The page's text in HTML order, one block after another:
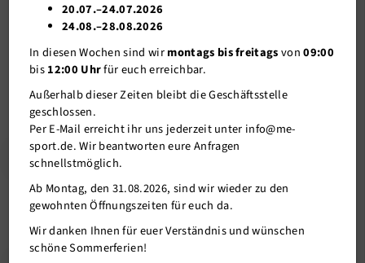
Kursformate getestet und möchten nun für den Start des neuen
Kursplanes ab Herbst gerne Euer Wunschformat an den Start
bringen. Zur Auswahl stehen BOP, Workout: all-in und Rücken fit.
Die Umfrage läuft bis inkl. 1.9.2019.
Stimme hier ab!
Mitgliederservice
Verantwortung
20.07.–24.07.2026
24.08.–28.08.2026
In diesen Wochen sind wirmontags bis freitagsvon09:00
bis12:00 Uhrfür euch erreichbar.
Außerhalb dieser Zeiten bleibt die Geschäftsstelle
geschlossen.
Per E-Mail erreicht ihr uns jederzeit unter info@me-
sport.de. Wir beantworten eure Anfragen
schnellstmöglich.
Ab Montag, den 31.08.2026, sind wir wieder zu den
gewohnten Öffnungszeiten für euch da.
Wir danken Ihnen für euer Verständnis und wünschen
schöne Sommerferien!